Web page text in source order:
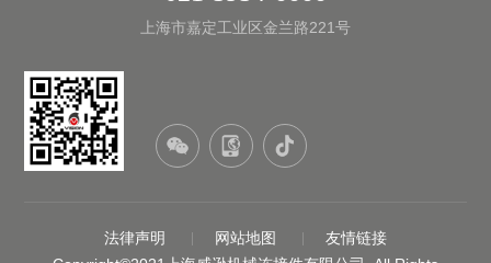
上海市嘉定工业区金兰路221号
法律声明 网站地图
友情链接